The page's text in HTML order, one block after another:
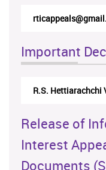
Important
R.S. Hettiarachchi
Release of
Interest
Documents